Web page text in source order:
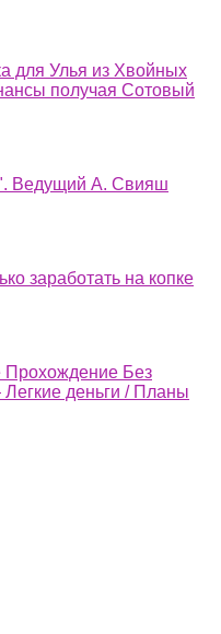
для Улья из Хвойных
получая Сотовый
Ведущий А. Свияш
заработать на копке
Прохождение Без
деньги / Планы